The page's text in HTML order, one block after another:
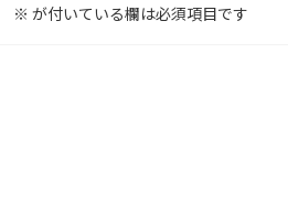
※ が付いている欄は必須項目です